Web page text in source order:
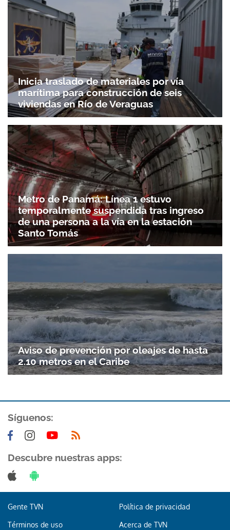
Gracias por suscribirte a nuestro boletín.
ACEPTAR
Inicia traslado de materiales por vía
marítima para construcción de seis
viviendas en Río de Veraguas
Metro de Panamá: Línea 1 estuvo
temporalmente suspendida tras ingreso
de una persona a la vía en la estación
Santo Tomás
Aviso de prevención por oleajes de hasta
2.10 metros en el Caribe
Síguenos:
Descubre nuestras apps:
Gente TVN Política de privacidad
Términos de uso Acerca de TVN